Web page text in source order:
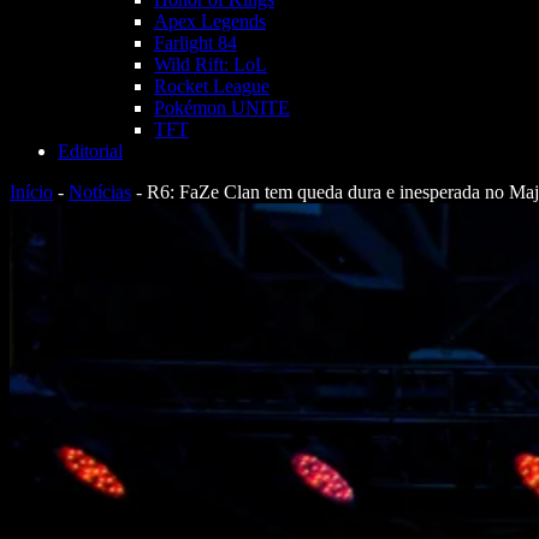
Apex Legends
Farlight 84
Wild Rift: LoL
Rocket League
Pokémon UNITE
TFT
Editorial
Início - Notícias - R6: FaZe Clan tem queda dura e inesperada no